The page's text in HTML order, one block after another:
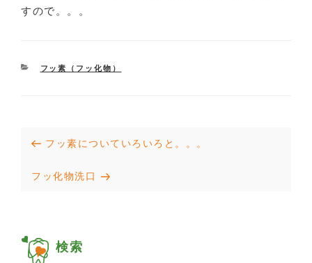
すので。。。
CATEGORIES
フッ素（フッ化物）
投
ナ
ー
Previous
フッ素についていろいろと。。。
Next
フッ化物洗口
検索